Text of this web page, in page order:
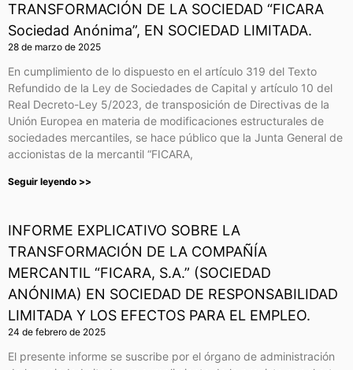
TRANSFORMACIÓN DE LA SOCIEDAD “FICARA
Sociedad Anónima”, EN SOCIEDAD LIMITADA.
28 de marzo de 2025
En cumplimiento de lo dispuesto en el artículo 319 del Texto
Refundido de la Ley de Sociedades de Capital y artículo 10 del
Real Decreto-Ley 5/2023, de transposición de Directivas de la
Unión Europea en materia de modificaciones estructurales de
sociedades mercantiles, se hace público que la Junta General de
accionistas de la mercantil “FICARA,
Seguir leyendo >>
INFORME EXPLICATIVO SOBRE LA
TRANSFORMACIÓN DE LA COMPAÑÍA
MERCANTIL “FICARA, S.A.” (SOCIEDAD
ANÓNIMA) EN SOCIEDAD DE RESPONSABILIDAD
LIMITADA Y LOS EFECTOS PARA EL EMPLEO.
24 de febrero de 2025
El presente informe se suscribe por el órgano de administración